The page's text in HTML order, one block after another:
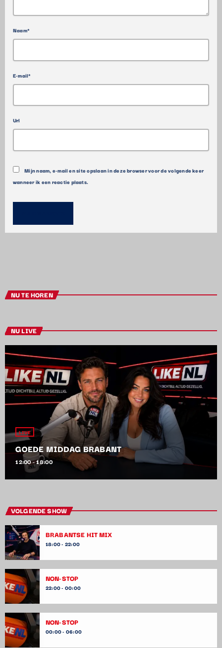
Naam*
E-mail*
Url
Mijn naam, e-mail en site opslaan in deze browser voor de volgende keer
wanneer ik een reactie plaats.
NU TE HOREN
NU LIVE
LIVE
GOEDE MIDDAG BRABANT
12:00 - 18:00
VOLGENDE SHOW
BRABANTSE HIT MIX
18:00 - 22:00
NON-STOP
22:00 - 00:00
NON-STOP
00:00 - 06:00